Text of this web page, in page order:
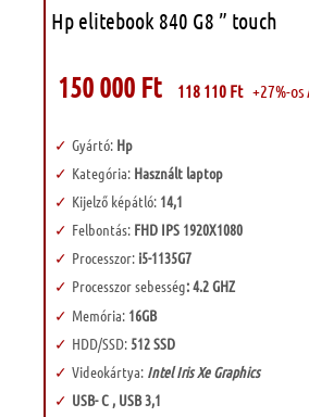
Hp elitebook 840 G8 ” touch
150 000 Ft 118 110 Ft +27%-os
Gyártó: Hp
Kategória: Használt laptop
Kijelző képátló: 14,1
Felbontás: FHD IPS 1920X1080
Processzor:i5-1135G7
Processzor sebesség: 4.2 GHZ
Memória:16GB
HDD/SSD:512 SSD
Videokártya: Intel Iris Xe Graphics
USB- C , USB 3,1